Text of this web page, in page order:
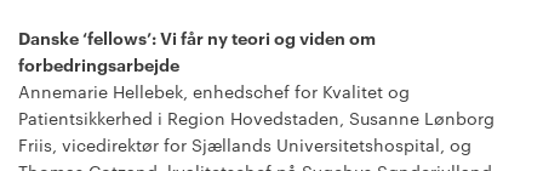
Danske ‘fellows’: Vi får ny teori og viden om
forbedringsarbejde
Annemarie Hellebek, enhedschef for Kvalitet og
Patientsikkerhed i Region Hovedstaden, Susanne Lønborg
Friis, vicedirektør for Sjællands Universitetshospital, og